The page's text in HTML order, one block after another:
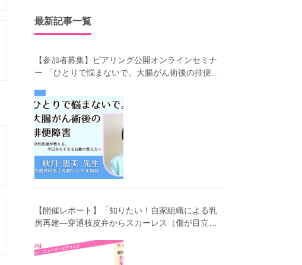
最新記事一覧
【参加者募集】ピアリング公開オンラインセミナ
ー 「ひとりで悩まないで。大腸がん術後の排便障
え方～」（第41回笑顔塾）
【開催レポート】「知りたい！自家組織による乳
房再建―穿通枝皮弁からスカーレス（傷が目立ち
40回笑顔塾）